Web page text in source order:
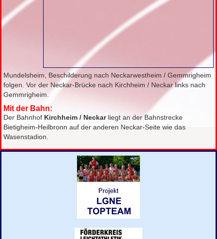
Mundelsheim, Beschilderung nach Neckarwestheim / Gemmrigheim
folgen. Vor der Neckar-Brücke nach Kirchheim / Neckar links nach
Gemmrigheim.
Mit der Bahn:
Der Bahnhof Kirchheim / Neckar liegt an der Bahnstrecke
Bietigheim-Heilbronn auf der anderen Neckar-Seite wie das
Wasenstadion.